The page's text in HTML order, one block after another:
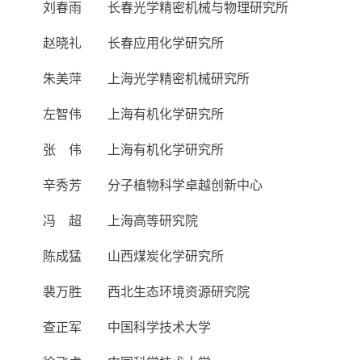
刘春雨 长春光学精密机械与物理研究所
赵晓礼 长春应用化学研究所
朱美萍 上海光学精密机械研究所
左智伟 上海有机化学研究所
张 伟 上海有机化学研究所
辛秀芳 分子植物科学卓越创新中心
冯 超 上海高等研究院
陈成猛 山西煤炭化学研究所
裴万胜 西北生态环境资源研究院
查正军 中国科学技术大学